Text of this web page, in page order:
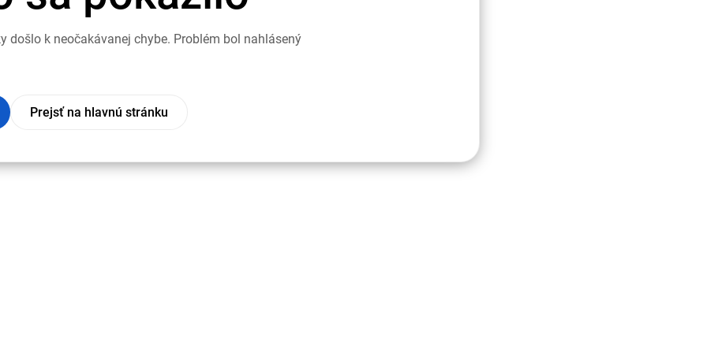
došlo k neočakávanej chybe. Problém bol nahlásený
Prejsť na hlavnú stránku